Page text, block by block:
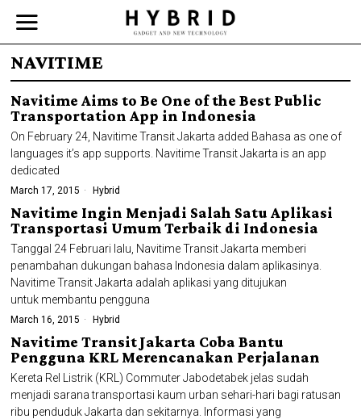
NAVITIME
Navitime Aims to Be One of the Best Public
Transportation App in Indonesia
On February 24, Navitime Transit Jakarta added Bahasa as one of
languages it’s app supports. Navitime Transit Jakarta is an app
dedicated
March 17, 2015 Hybrid
Navitime Ingin Menjadi Salah Satu Aplikasi
Transportasi Umum Terbaik di Indonesia
Tanggal 24 Februari lalu, Navitime Transit Jakarta memberi
penambahan dukungan bahasa Indonesia dalam aplikasinya.
Navitime Transit Jakarta adalah aplikasi yang ditujukan
untuk membantu pengguna
March 16, 2015 Hybrid
Navitime Transit Jakarta Coba Bantu
Pengguna KRL Merencanakan Perjalanan
Kereta Rel Listrik (KRL) Commuter Jabodetabek jelas sudah
menjadi sarana transportasi kaum urban sehari-hari bagi ratusan
ribu penduduk Jakarta dan sekitarnya. Informasi yang